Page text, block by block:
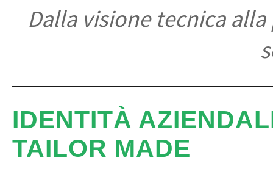
Dalla visione tecnica
IDENTITÀ
TAILOR MADE